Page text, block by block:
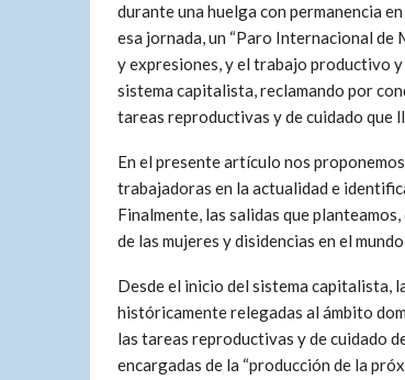
durante una huelga con permanencia
esa jornada, un “Paro Internacional de
y expresiones, y el trabajo productivo
sistema capitalista, reclamando por
tareas reproductivas y de cuidado que
En el presente artículo nos
trabajadoras en la actualidad e
Finalmente, las salidas que
de las mujeres y disidencias en el
Desde el inicio del sistema capitalista,
históricamente relegadas al ámbito
las tareas reproductivas y de cuidado
encargadas de la “producción de la